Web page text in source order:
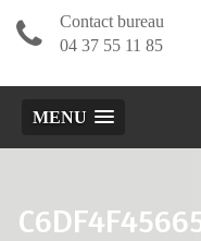
Contact bureau
04 37 55 11 85
MENU